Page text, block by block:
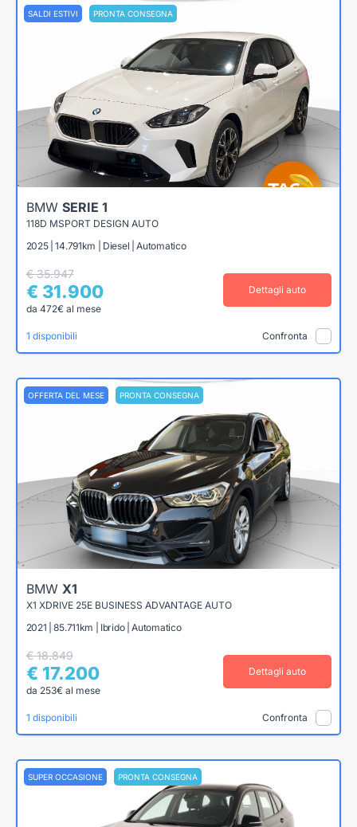
SALDI ESTIVI PRONTA CONSEGNA
BMW SERIE 1
118D MSPORT DESIGN AUTO
2025 | 14.791km | Diesel | Automatico
€ 35.947
€ 31.900
da 472€ al mese
Dettagli auto
1 disponibili Confronta
OFFERTA DEL MESE PRONTA CONSEGNA
BMW X1
X1 XDRIVE 25E BUSINESS ADVANTAGE AUTO
2021 | 85.711km | Ibrido | Automatico
€ 18.849
€ 17.200
da 253€ al mese
Dettagli auto
1 disponibili Confronta
SUPER OCCASIONE PRONTA CONSEGNA